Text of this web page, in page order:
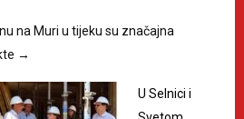
na Muri u tijeku su značajna
→
U Selnici i